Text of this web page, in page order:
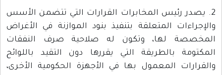
2. يصدر رئيس المخابرات القرارات التي تتضمن الأسس
والإجراءات المتعلقة بتنفيذ بنود الموازنة في الأغراض
المخصصة لها، وتكون له صلاحية صرف النفقات
المكتومة بالطريقة التي يقررها دون التقيد باللوائح
والقرارات المعمول بها في الأجهزة الحكومية الأخرى،